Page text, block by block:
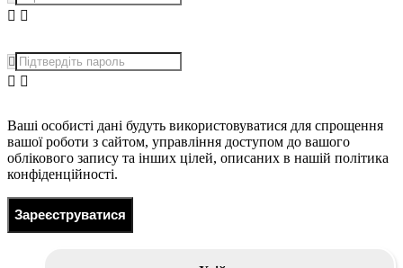
Ваші особисті дані будуть використовуватися для спрощення
вашої роботи з сайтом, управління доступом до вашого
облікового запису та інших цілей, описаних в нашій політика
конфіденційності.
Зареєструватися